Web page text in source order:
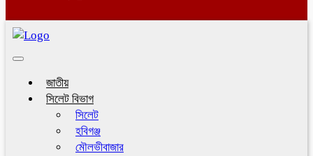
Toggle
জাতীয়
সিলেট বিভাগ
সিলেট
হবিগঞ্জ
মৌলভীবাজার